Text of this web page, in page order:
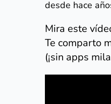
desde hace
Mira este
Te comparto
(¡sin apps